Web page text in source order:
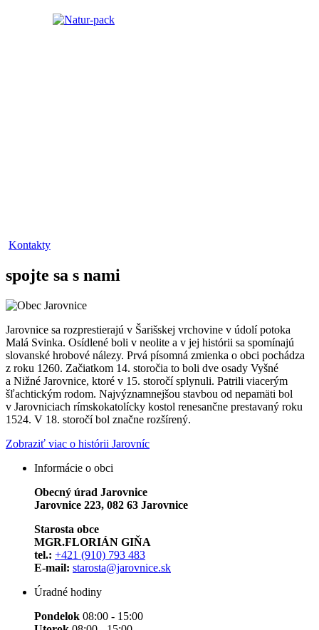
Kontakty
spojte sa s nami
Jarovnice sa rozprestierajú v Šarišskej vrchovine v údolí potoka
Malá Svinka. Osídlené boli v neolite a v jej histórii sa spomínajú
slovanské hrobové nálezy. Prvá písomná zmienka o obci pochádza
z roku 1260. Začiatkom 14. storočia to boli dve osady Vyšné
a Nižné Jarovnice, ktoré v 15. storočí splynuli. Patrili viacerým
šľachtickým rodom. Najvýznamnejšou stavbou od nepamäti bol
v Jarovniciach rímskokatolícky kostol renesančne prestavaný roku
1524. V 18. storočí bol značne rozšírený.
Zobraziť viac o histórii Jarovníc
Informácie o obci
Obecný úrad Jarovnice
Jarovnice 223, 082 63 Jarovnice
Starosta obce
MGR.FLORIÁN GIŇA
tel.: +421 (910) 793 483
E-mail: starosta@jarovnice.sk
Úradné hodiny
Pondelok 08:00 - 15:00